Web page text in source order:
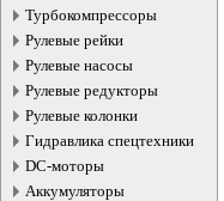
Турбокомпрессоры
Рулевые рейки
Рулевые насосы
Рулевые редукторы
Рулевые колонки
Гидравлика спецтехники
DC-моторы
Аккумуляторы